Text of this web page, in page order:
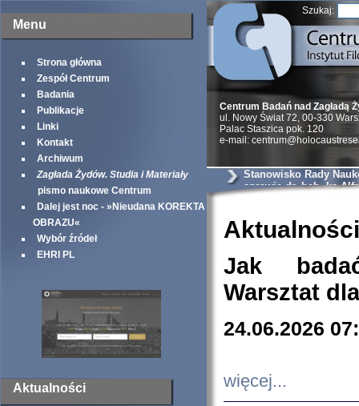
Menu
Strona główna
Zespół Centrum
Badania
Publikacje
Linki
Kontakt
Archiwum
Zagłada Żydów. Studia i Materiały
pismo naukowe Centrum
Dalej jest noc - »Nieudana KOREKTA
OBRAZU«
Wybór źródeł
EHRI PL
Aktualności
Szukaj:
Centrum Badań nad Zagładą
ul. Nowy Świat 72, 00-330
Palac Staszica pok. 120
e-mail:
Stanowisko Rady
sprawie dr. hab. ks
Aktualności
Jak
Warsztat
24.06.2026
więcej...